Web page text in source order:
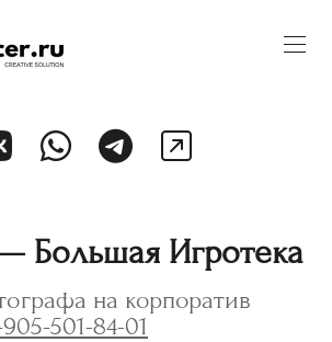
Большая Игротека
на корпоратив
501-84-01